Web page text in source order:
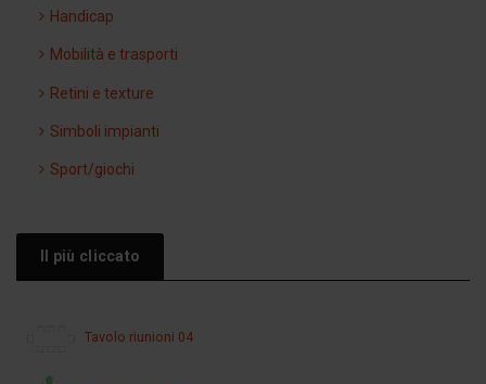
Handicap
Mobilità e trasporti
Retini e texture
Simboli impianti
Sport/giochi
Il più cliccato
Tavolo riunioni 04